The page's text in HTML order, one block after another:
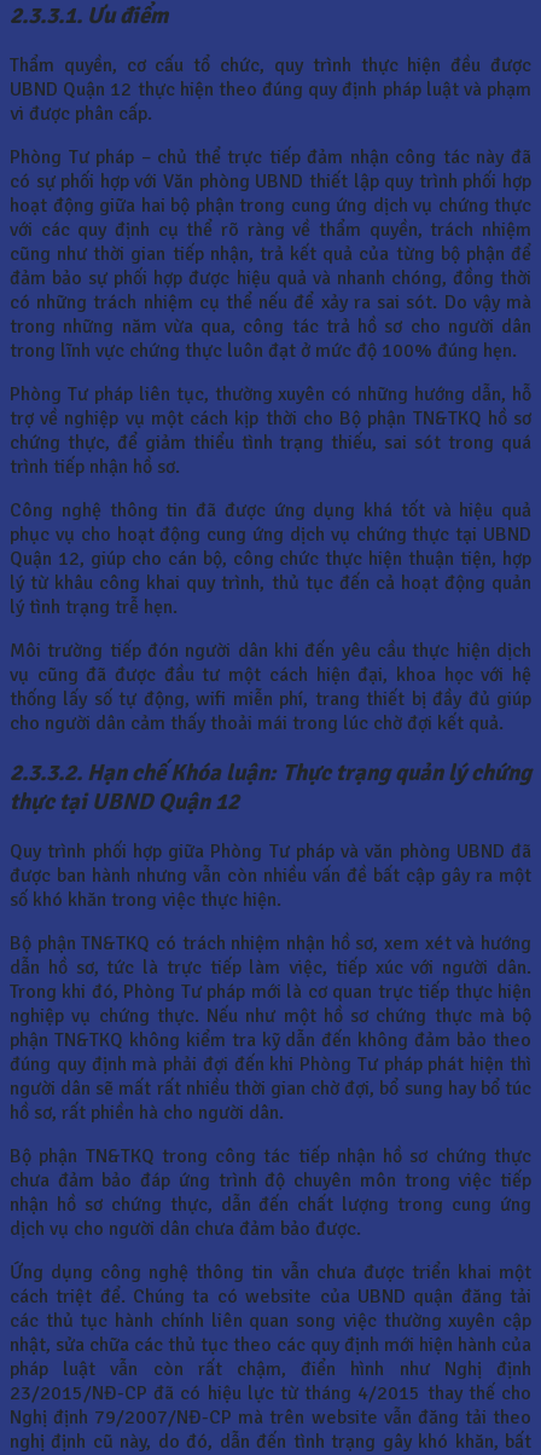
2.3.3.1. Ưu điểm
Thẩm quyền, cơ cấu tổ chức, quy trình thực hiện đều được
UBND Quận 12 thực hiện theo đúng quy định pháp luật và phạm
vi được phân cấp.
Phòng Tư pháp – chủ thể trực tiếp đảm nhận công tác này đã
có sự phối hợp với Văn phòng UBND thiết lập quy trình phối hợp
hoạt động giữa hai bộ phận trong cung ứng dịch vụ chứng thực
với các quy định cụ thể rõ ràng về thẩm quyền, trách nhiệm
cũng như thời gian tiếp nhận, trả kết quả của từng bộ phận để
đảm bảo sự phối hợp được hiệu quả và nhanh chóng, đồng thời
có những trách nhiệm cụ thể nếu để xảy ra sai sót. Do vậy mà
trong những năm vừa qua, công tác trả hồ sơ cho người dân
trong lĩnh vực chứng thực luôn đạt ở mức độ 100% đúng hẹn.
Phòng Tư pháp liên tục, thường xuyên có những hướng dẫn, hỗ
trợ về nghiệp vụ một cách kịp thời cho Bộ phận TN&TKQ hồ sơ
chứng thực, để giảm thiểu tình trạng thiếu, sai sót trong quá
trình tiếp nhận hồ sơ.
Công nghệ thông tin đã được ứng dụng khá tốt và hiệu quả
phục vụ cho hoạt động cung ứng dịch vụ chứng thực tại UBND
Quận 12, giúp cho cán bộ, công chức thực hiện thuận tiện, hợp
lý từ khâu công khai quy trình, thủ tục đến cả hoạt động quản
lý tình trạng trễ hẹn.
Môi trường tiếp đón người dân khi đến yêu cầu thực hiện dịch
vụ cũng đã được đầu tư một cách hiện đại, khoa học với hệ
thống lấy số tự động, wifi miễn phí, trang thiết bị đầy đủ giúp
cho người dân cảm thấy thoải mái trong lúc chờ đợi kết quả.
2.3.3.2. Hạn chế Khóa luận: Thực trạng quản lý chứng
thực tại UBND Quận 12
Quy trình phối hợp giữa Phòng Tư pháp và văn phòng UBND đã
được ban hành nhưng vẫn còn nhiều vấn đề bất cập gây ra một
số khó khăn trong việc thực hiện.
Bộ phận TN&TKQ có trách nhiệm nhận hồ sơ, xem xét và hướng
dẫn hồ sơ, tức là trực tiếp làm việc, tiếp xúc với người dân.
Trong khi đó, Phòng Tư pháp mới là cơ quan trực tiếp thực hiện
nghiệp vụ chứng thực. Nếu như một hồ sơ chứng thực mà bộ
phận TN&TKQ không kiểm tra kỹ dẫn đến không đảm bảo theo
đúng quy định mà phải đợi đến khi Phòng Tư pháp phát hiện thì
người dân sẽ mất rất nhiều thời gian chờ đợi, bổ sung hay bổ túc
hồ sơ, rất phiền hà cho người dân.
Bộ phận TN&TKQ trong công tác tiếp nhận hồ sơ chứng thực
chưa đảm bảo đáp ứng trình độ chuyên môn trong việc tiếp
nhận hồ sơ chứng thực, dẫn đến chất lượng trong cung ứng
dịch vụ cho người dân chưa đảm bảo được.
Ứng dụng công nghệ thông tin vẫn chưa được triển khai một
cách triệt để. Chúng ta có website của UBND quận đăng tải
các thủ tục hành chính liên quan song việc thường xuyên cập
nhật, sửa chữa các thủ tục theo các quy định mới hiện hành của
pháp luật vẫn còn rất chậm, điển hình như Nghị định
23/2015/NĐ-CP đã có hiệu lực từ tháng 4/2015 thay thế cho
Nghị định 79/2007/NĐ-CP mà trên website vẫn đăng tải theo
nghị định cũ này, do đó, dẫn đến tình trạng gây khó khăn, bất